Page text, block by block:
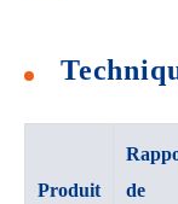
Produit
de